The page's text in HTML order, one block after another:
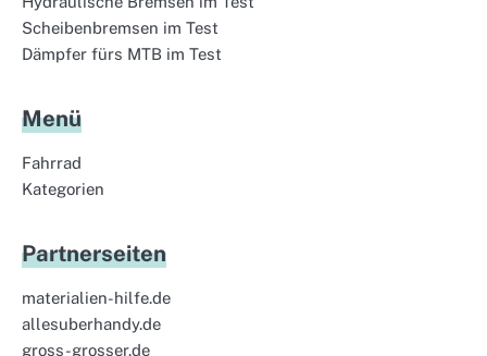
Scheibenbremsen im Test
Dämpfer fürs MTB im Test
Menü
Fahrrad
Kategorien
Partnerseiten
materialien-hilfe.de
allesuberhandy.de
gross-grosser.de